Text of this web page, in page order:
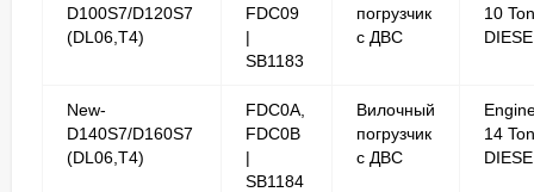
D100S7/D120S7
(DL06,T4)
FDC09
|
SB1183
погрузчик
с ДВС
10 Ton
New-
D140S7/D160S7
(DL06,T4)
FDC0A,
FDC0B
|
SB1184
Вилочный
погрузчик
с ДВС
14 Ton